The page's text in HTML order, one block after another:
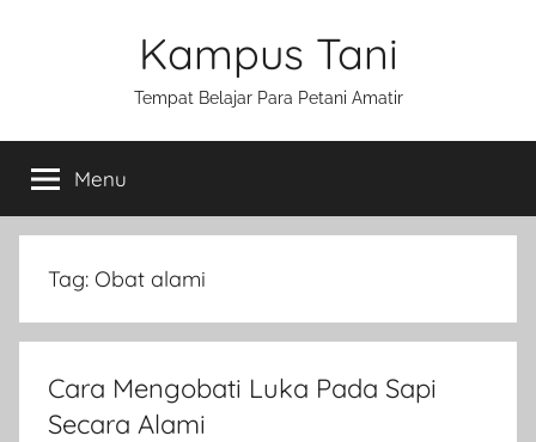
Kampus Tani
Tempat Belajar Para Petani Amatir
Menu
Tag: Obat alami
Cara Mengobati Luka Pada Sapi
Secara Alami